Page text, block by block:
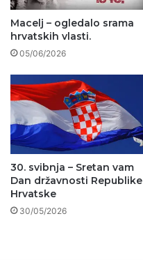
Macelj – ogledalo srama
hrvatskih vlasti.
05/06/2026
30. svibnja – Sretan vam
Dan državnosti Republike
Hrvatske
30/05/2026